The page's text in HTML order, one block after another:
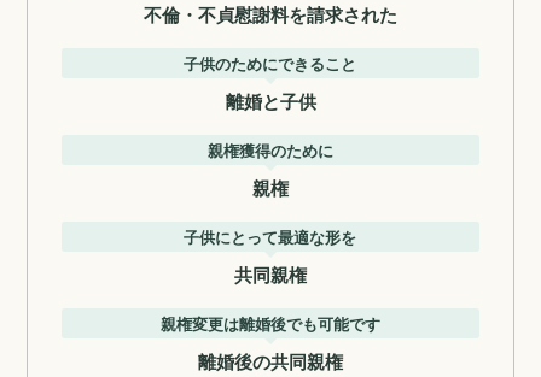
不倫・不貞慰謝料を請求された
子供のためにできること
離婚と子供
親権獲得のために
親権
子供にとって最適な形を
共同親権
親権変更は離婚後でも可能です
離婚後の共同親権